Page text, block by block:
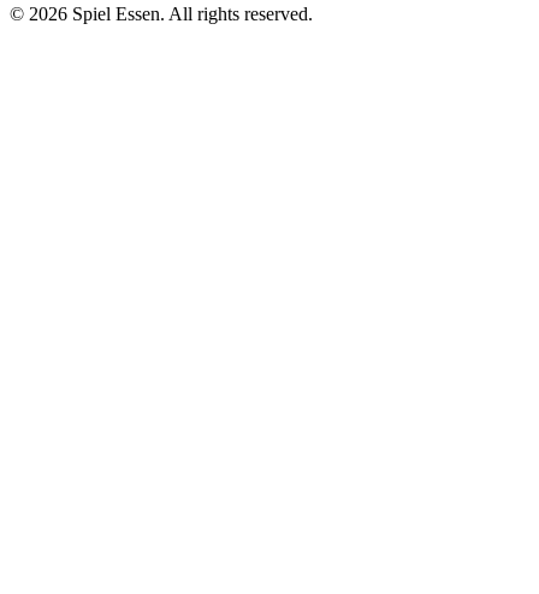
© 2026 Spiel Essen. All rights reserved.